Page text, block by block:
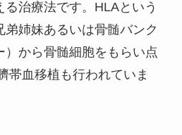
治療法です。 HLAという
姉妹あるいは骨髄バンク
から骨髄細胞をもらい点
帯血移植も行われていま